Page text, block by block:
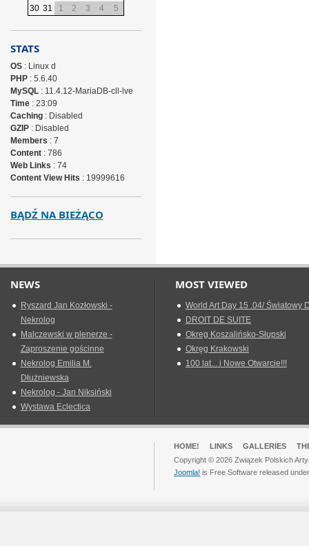
30 31 1 2 3 4 5
STATS
OS: Linux d
PHP: 5.6.40
MySQL: 11.4.12-MariaDB-cll-lve
Time: 23:09
Caching: Disabled
GZIP: Disabled
Members : 7
Content: 786
Web Links : 74
Content View Hits : 19999616
BĄDŹ NA BIEŻĄCO
NEWS
Ryszard Jan Kozłowski -
Nekrolog
Malczewski w plenerze -
Zaproszenie gościnne
Nekrolog Emilia M.
Dłużniewska
Nekrolog - Jan Niksiński
Wystawa Eclectica
MOST VIEWED
World Art Day 15 .04/ Światowy
DROIT DE SUITE
Okreg Koszalińsko-Słupski
Okręg Krakowski
100 lat... i Nowe Otwarcie!!!
HOME! LINKS GALLERIES
Copyright © 2026 Związek Polskich
Joomla! is Free Software released